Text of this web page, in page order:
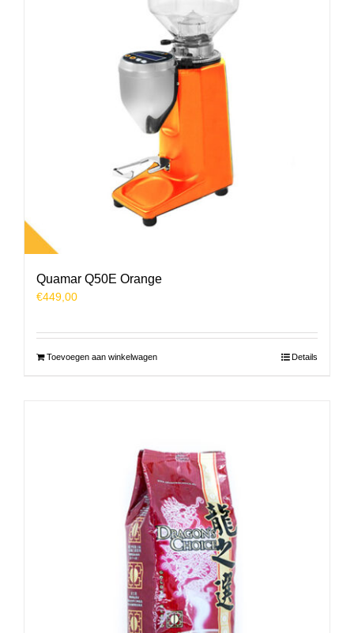
Quamar Q50E Orange
€449,00
Toevoegen aan winkelwagen Details